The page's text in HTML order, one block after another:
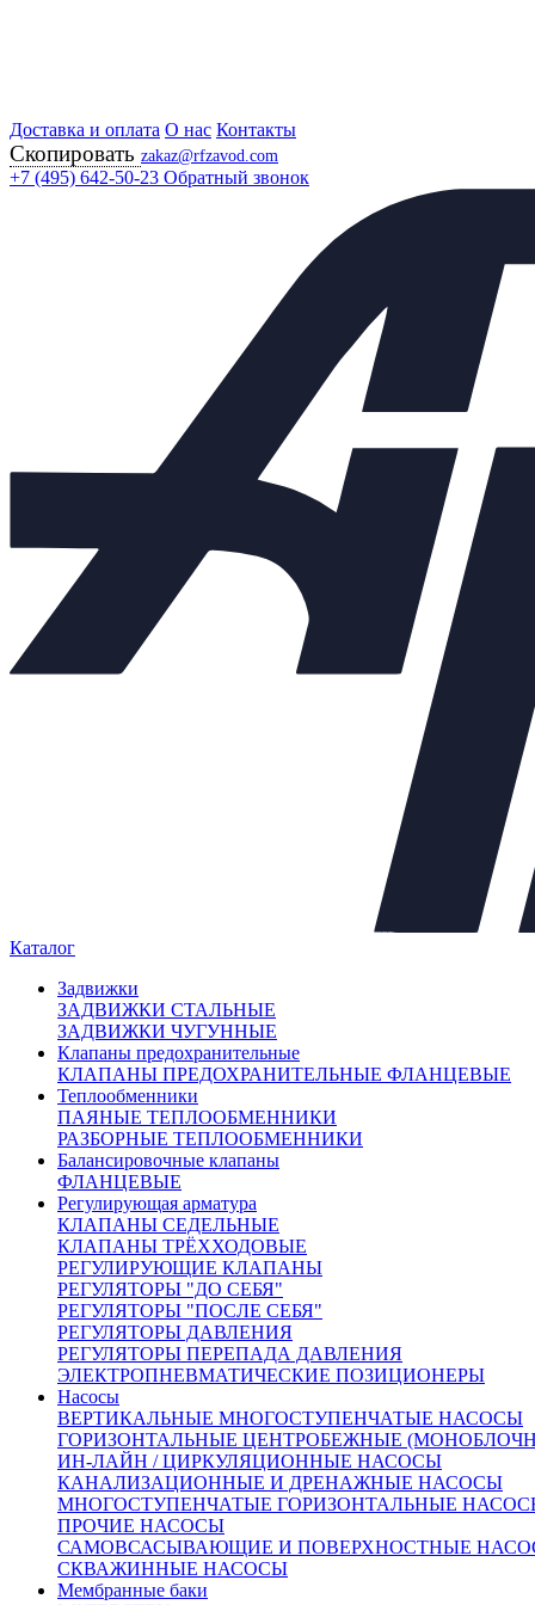
Доставка и оплата О нас Контакты
Скопировать zakaz@rfzavod.com
+7 (495) 642-50-23 Обратный звонок
Каталог
Задвижки
ЗАДВИЖКИ СТАЛЬНЫЕ
ЗАДВИЖКИ ЧУГУННЫЕ
Клапаны предохранительные
КЛАПАНЫ ПРЕДОХРАНИТЕЛЬНЫЕ ФЛАНЦЕВЫЕ
Теплообменники
ПАЯНЫЕ ТЕПЛООБМЕННИКИ
РАЗБОРНЫЕ ТЕПЛООБМЕННИКИ
Балансировочные клапаны
ФЛАНЦЕВЫЕ
Регулирующая арматура
КЛАПАНЫ СЕДЕЛЬНЫЕ
КЛАПАНЫ ТРЁХХОДОВЫЕ
РЕГУЛИРУЮЩИЕ КЛАПАНЫ
РЕГУЛЯТОРЫ "ДО СЕБЯ"
РЕГУЛЯТОРЫ "ПОСЛЕ СЕБЯ"
РЕГУЛЯТОРЫ ДАВЛЕНИЯ
РЕГУЛЯТОРЫ ПЕРЕПАДА ДАВЛЕНИЯ
ЭЛЕКТРОПНЕВМАТИЧЕСКИЕ ПОЗИЦИОНЕРЫ
Насосы
ВЕРТИКАЛЬНЫЕ МНОГОСТУПЕНЧАТЫЕ НАСОСЫ
ГОРИЗОНТАЛЬНЫЕ ЦЕНТРОБЕЖНЫЕ
ИН-ЛАЙН / ЦИРКУЛЯЦИОННЫЕ НАСОСЫ
КАНАЛИЗАЦИОННЫЕ И ДРЕНАЖНЫЕ НАСОСЫ
МНОГОСТУПЕНЧАТЫЕ ГОРИЗОНТАЛЬНЫЕ
ПРОЧИЕ НАСОСЫ
САМОВСАСЫВАЮЩИЕ И ПОВЕРХНОСТНЫЕ
СКВАЖИННЫЕ НАСОСЫ
Мембранные баки
Главная
Продукция
Регулирующая арматура
Регулирующие клапаны
КПСР 220 С МИМ РУЧНОЙ ДУБЛЕР БЕЛАРУСЬ
Клапан запорно-
регулирующий КПСР 220
Ду125 Ру40 стальной с МИМ
560, ручной дублер
Задвижки
Клапаны предохранительные
+ Теплообменники
Балансировочные клапаны
+
Нержавеющая арматура
Арт. 700264
Внешний вид товара, размеры, количество и параметры
монтажных элементов зависят от выбранных характеристик
конкретного товара и могут отличаться от изображения
на сайте.
Количество:
От 203 682 руб.
(цена с НДС)
Запросить счёт Купить в 1 клик
Другие диаметры:
53069.00Ду2053292.00Ду2555745.00Ду32
69424.00Ду5075519.00Ду6593212.00Ду80119231.00
Ду100136776.00
310360.00
Характеристики
Доставка и оплата:
Похожие товары:
Описание